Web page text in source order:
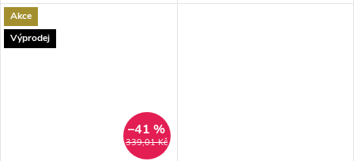
košil, šátky, můžete s ním...
Akce
Výprodej
339,01 Kč
–41 %